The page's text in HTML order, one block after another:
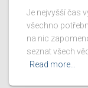
Je nejvyšší čas
všechno
na nic
seznat všech
Read more…